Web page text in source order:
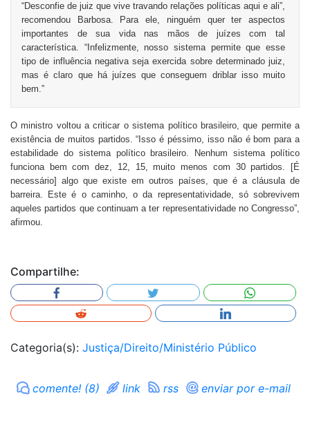
“Desconfie de juiz que vive travando relações políticas aqui e ali”,
recomendou Barbosa. Para ele, ninguém quer ter aspectos
importantes de sua vida nas mãos de juízes com tal
característica. “Infelizmente, nosso sistema permite que esse
tipo de influência negativa seja exercida sobre determinado juiz,
mas é claro que há juízes que conseguem driblar isso muito
bem.”
O ministro voltou a criticar o sistema político brasileiro, que permite a
existência de muitos partidos. “Isso é péssimo, isso não é bom para a
estabilidade do sistema político brasileiro. Nenhum sistema político
funciona bem com dez, 12, 15, muito menos com 30 partidos. [É
necessário] algo que existe em outros países, que é a cláusula de
barreira. Este é o caminho, o da representatividade, só sobrevivem
aqueles partidos que continuam a ter representatividade no Congresso”,
afirmou.
Compartilhe:
Categoria(s): Justiça/Direito/Ministério Público
comente! (8) link rss enviar por e-mail